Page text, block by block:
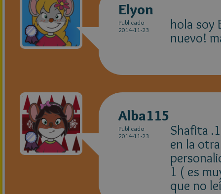
Elyon
Publicado
2014-11-23
hola soy
nuevo!
Alba115
Publicado
2014-11-23
Shafita
en la
1 ( es
que no